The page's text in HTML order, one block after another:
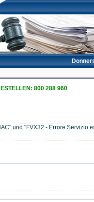
800 288 960
und "FVX32 - Errore Servizio